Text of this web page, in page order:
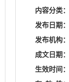
内容分类：
发布日期：
发布机构：
成文日期：
生效时间：